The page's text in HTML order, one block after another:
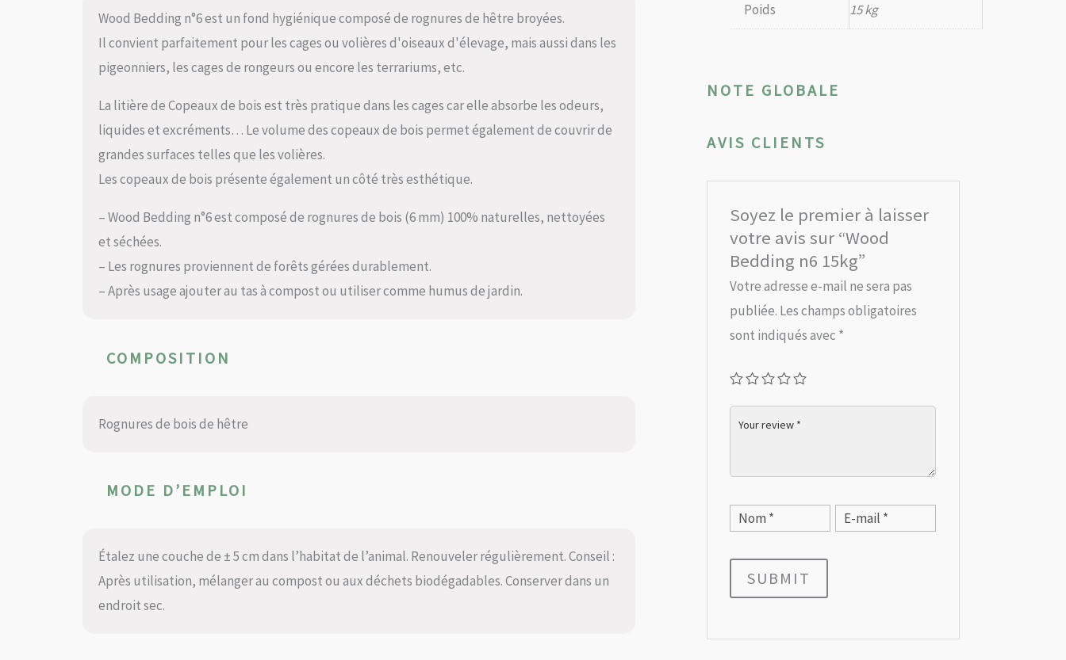
Wood Bedding n°6 est un fond hygiénique composé de rognures de hêtre broyées.
Il convient parfaitement pour les cages ou volières d'oiseaux d'élevage, mais aussi dans les
pigeonniers, les cages de rongeurs ou encore les terrariums, etc.
La litière de Copeaux de bois est très pratique dans les cages car elle absorbe les odeurs,
liquides et excréments… Le volume des copeaux de bois permet également de couvrir de
grandes surfaces telles que les volières.
Les copeaux de bois présente également un côté très esthétique.
– Wood Bedding n°6 est composé de rognures de bois (6 mm) 100% naturelles, nettoyées
et séchées.
– Les rognures proviennent de forêts gérées durablement.
– Après usage ajouter au tas à compost ou utiliser comme humus de jardin.
COMPOSITION
Rognures de bois de hêtre
MODE D’EMPLOI
Étalez une couche de ± 5 cm dans l’habitat de l’animal. Renouveler régulièrement. Conseil :
Après utilisation, mélanger au compost ou aux déchets biodégadables. Conserver dans un
endroit sec.
Poids 15 kg
NOTE GLOBALE
AVIS CLIENTS
Soyez le premier à laisser
votre avis sur “Wood
Bedding n6 15kg”
Votre adresse e-mail ne sera pas
publiée. Les champs obligatoires
sont indiqués avec *
SUBMIT